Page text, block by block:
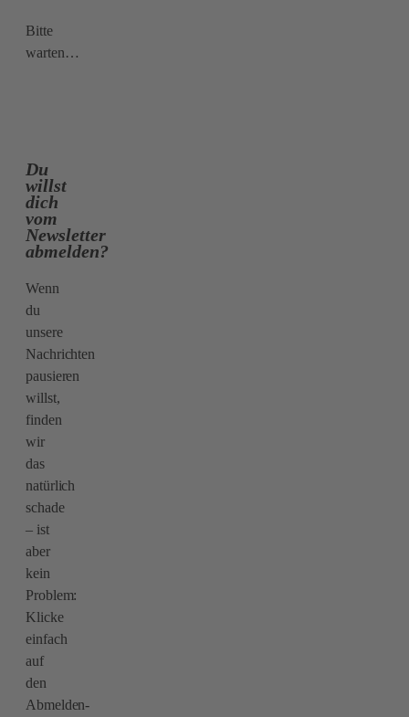
Bitte
warten…
Du
willst
dich
vom
Newsletter
abmelden?
Wenn
du
unsere
Nachrichten
pausieren
willst,
finden
wir
das
natürlich
schade
– ist
aber
kein
Problem:
Klicke
einfach
auf
den
Abmelden-